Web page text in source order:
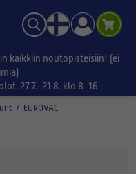
kaikkiin noutopisteisiin! (ei
27.7.-21.8. klo 8-16
/ EUROVAC